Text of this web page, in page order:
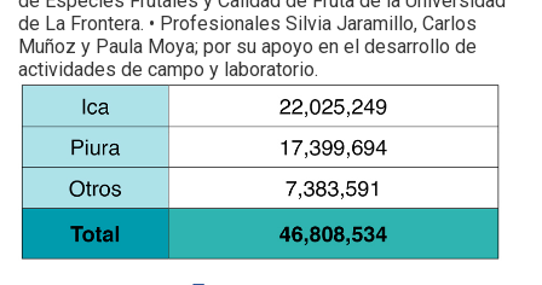
de La Frontera. • Profesionales Silvia Jaramillo, Carlos
Muñoz y Paula Moya; por su apoyo en el desarrollo de
actividades de campo y laboratorio.